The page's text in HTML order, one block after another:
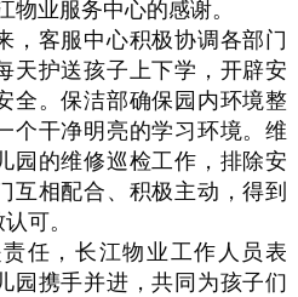
物业服务中心的感谢。
，客服中心积极协调各部门
天护送孩子上下学，开辟安
全。保洁部确保园内环境整
个干净明亮的学习环境。维
园的维修巡检工作，排除安
互相配合、积极主动，得到
可。
任，长江物业工作人员表
园携手并进，共同为孩子们